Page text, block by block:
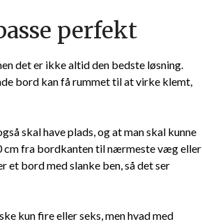
perfekt
det er ikke altid den bedste løsning.
bord kan få rummet til at virke klemt,
skal have plads, og at man skal kunne
cm fra bordkanten til nærmeste væg eller
et bord med slanke ben, så det ser
kun fire eller seks, men hvad med